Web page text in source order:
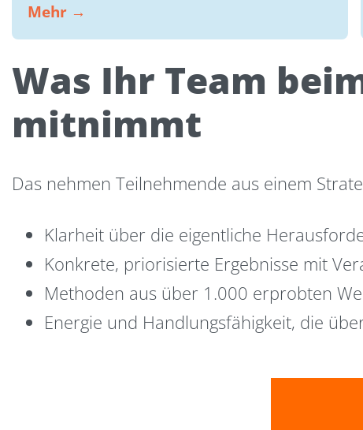
Mehr →
Was Ihr Team
mitnimmt
Das nehmen Teilnehmende aus einem
Klarheit über die eigentliche
Konkrete, priorisierte Ergebnisse mit
Methoden aus über 1.000 erprobten
Energie und Handlungsfähigkeit, die